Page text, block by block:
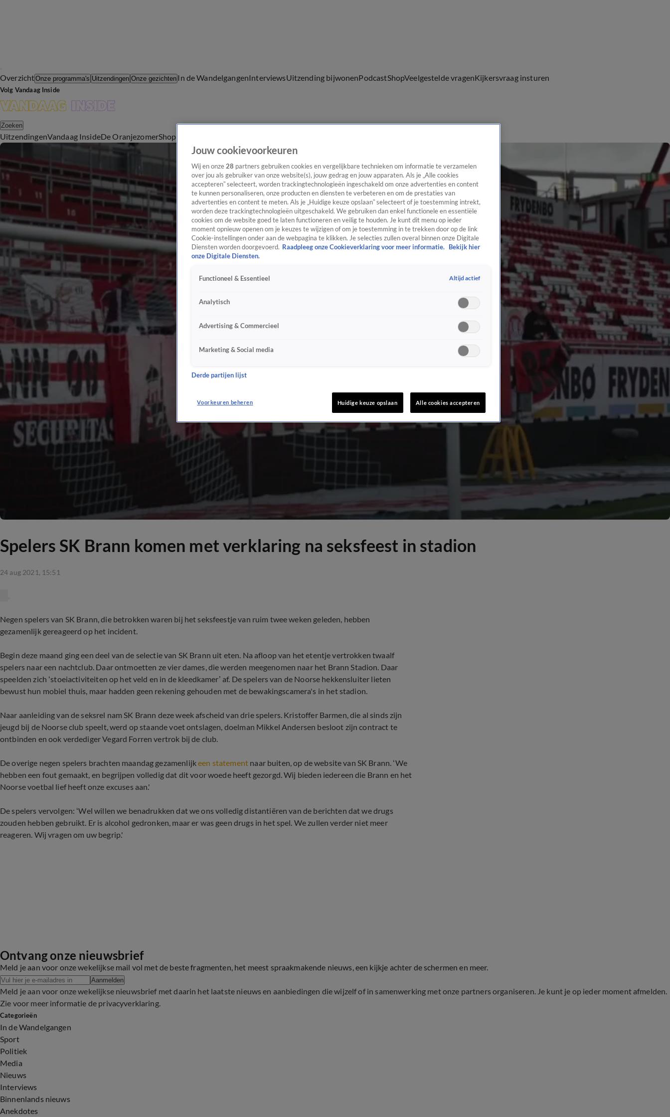
OverzichtOnze programma's Uitzendingen Onze gezichten In de WandelgangenInterviewsUitzending bijwonenPodcastShopVeelgestelde vragenKijkersvraag insturen
Volg Vandaag Inside
Zoeken
UitzendingenVandaag InsideDe OranjezomerShop
Spelers SK Brann komen met verklaring na seksfeest in stadion
24 aug 2021, 15:51
Negen spelers van SK Brann, die betrokken waren bij het seksfeestje van ruim twee weken geleden, hebben
gezamenlijk gereageerd op het incident.
Begin deze maand ging een deel van de selectie van SK Brann uit eten. Na afloop van het etentje vertrokken twaalf
spelers naar een nachtclub. Daar ontmoetten ze vier dames, die werden meegenomen naar het Brann Stadion. Daar
speelden zich ‘stoeiactiviteiten op het veld en in de kleedkamer’ af. De spelers van de Noorse hekkensluiter lieten
bewust hun mobiel thuis, maar hadden geen rekening gehouden met de bewakingscamera's in het stadion.
Naar aanleiding van de seksrel nam SK Brann deze week afscheid van drie spelers. Kristoffer Barmen, die al sinds zijn
jeugd bij de Noorse club speelt, werd op staande voet ontslagen, doelman Mikkel Andersen besloot zijn contract te
ontbinden en ook verdediger Vegard Forren vertrok bij de club.
De overige negen spelers brachten maandag gezamenlijkeen statement naar buiten, op de website van SK Brann. ‘We
hebben een fout gemaakt, en begrijpen volledig dat dit voor woede heeft gezorgd. Wij bieden iedereen die Brann en het
Noorse voetbal lief heeft onze excuses aan.'
De spelers vervolgen: ‘Wel willen we benadrukken dat we ons volledig distantiëren van de berichten dat we drugs
zouden hebben gebruikt. Er is alcohol gedronken, maar er was geen drugs in het spel. We zullen verder niet meer
reageren. Wij vragen om uw begrip.'
Ontvang onze nieuwsbrief
Meld je aan voor onze wekelijkse mail vol met de beste fragmenten, het meest spraakmakende nieuws, een kijkje achter de schermen en meer.
Aanmelden
Meld je aan voor onze wekelijkse nieuwsbrief met daarin het laatste nieuws en aanbiedingen die wijzelf of in samenwerking met onze partners organiseren. Je kunt je op ieder moment afmelden.
Zie voor meer informatie de privacyverklaring.
Categorieën
In de Wandelgangen
Sport
Politiek
Media
Nieuws
Interviews
Binnenlands nieuws
Anekdotes
Jouw cookievoorkeuren
Wij en onze 28 partners gebruiken cookies en vergelijkbare technieken om informatie te verzamelen
over jou als gebruiker van onze website(s), jouw gedrag en jouw apparaten. Als je „Alle cookies
accepteren” selecteert, worden trackingtechnologieën ingeschakeld om onze advertenties en content
te kunnen personaliseren, onze producten en diensten te verbeteren en om de prestaties van
advertenties en content te meten. Als je „Huidige keuze opslaan” selecteert of je toestemming intrekt,
worden deze trackingtechnologieën uitgeschakeld. We gebruiken dan enkel functionele en essentiële
cookies om de website goed te laten functioneren en veilig te houden. Je kunt dit menu op ieder
moment opnieuw openen om je keuzes te wijzigen of om je toestemming in te trekken door op de link
Cookie-instellingen onder aan de webpagina te klikken. Je selecties zullen overal binnen onze Digitale
Diensten worden doorgevoerd. Raadpleeg onze Cookieverklaring voor meer informatie.
Bekijk hier
onze Digitale Diensten.
Functioneel & Essentieel Altijd actief
Analytisch
Advertising & Commercieel
Marketing & Social media
Derde partijen lijst
Voorkeuren beheren Huidige keuze opslaan Alle cookies accepteren